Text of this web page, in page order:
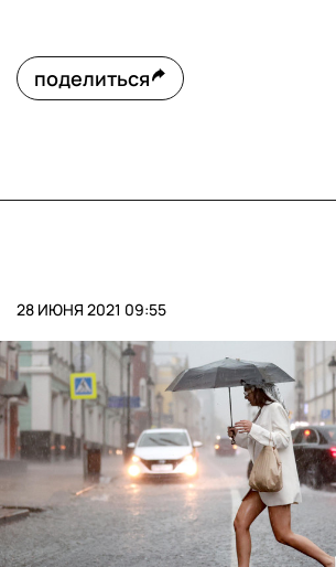
поделиться
28 ИЮНЯ 2021 09:55